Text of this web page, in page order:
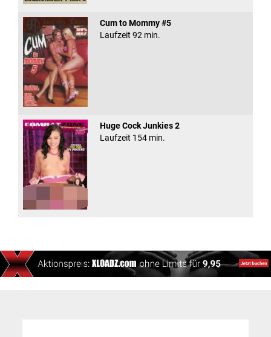
Cum to Mommy #5
Laufzeit 92 min.
Huge Cock Junkies 2
Laufzeit 154 min.